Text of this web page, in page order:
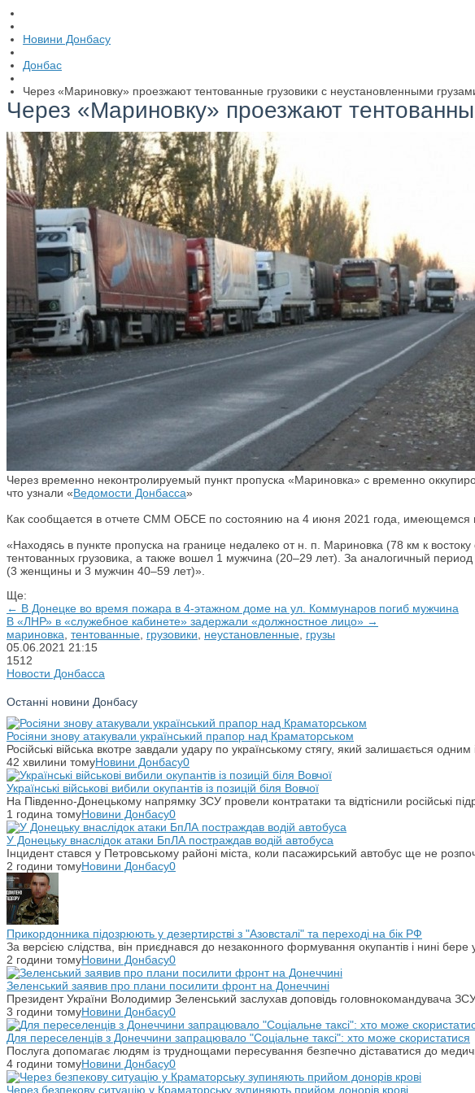
Новини Донбасу
Донбас
Через «Мариновку» проезжают тентованные грузовики с неустановленными
Через «Мариновку» проезжают
Через временно неконтролируемый пункт пропуска «Мариновка» с временно
что узнали «Ведомости Донбасса»
Как сообщается в отчете СММ ОБСЕ по состоянию на 4 июня 2021 года, имеющемся в
«Находясь в пункте пропуска на границе недалеко от н. п. Мариновка (78 км к
тентованных грузовика, а также вошел 1 мужчина (20–29 лет). За аналогичный
(3 женщины и 3 мужчин 40–59 лет)».
Ще:
← В Донецке во время пожара в 4-этажном доме на ул. Коммунаров погиб мужчина
В «ЛНР» в «служебное кабинете» задержали «должностное лицо» →
мариновка тентованные грузовики неустановленные грузы
05.06.2021 21:15
1512
Новости Донбасса
Останні новини Донбасу
Росіяни знову атакували український прапор над Краматорськом
Російські війська вкотре завдали удару по українському стягу, який залишається одним
42 хвилини томуНовини Донбасу0
Українські військові вибили окупантів із позицій біля Вовчої
На Південно-Донецькому напрямку ЗСУ провели контратаки та відтіснили російські
1 година томуНовини Донбасу0
У Донецьку внаслідок атаки БпЛА постраждав водій автобуса
Інцидент стався у Петровському районі міста, коли пасажирський автобус ще не
2 години томуНовини Донбасу0
Прикордонника підозрюють у дезертирстві з "Азовсталі" та переході на бік РФ
За версією слідства, він приєднався до незаконного формування окупантів і нині бере
2 години томуНовини Донбасу0
Зеленський заявив про плани посилити фронт на Донеччині
Президент України Володимир Зеленський заслухав доповідь головнокомандувача
3 години томуНовини Донбасу0
Для переселенців з Донеччини запрацювало "Соціальне таксі": хто може скористатися
Послуга допомагає людям із труднощами пересування безпечно діставатися до
4 години томуНовини Донбасу0
Через безпекову ситуацію у Краматорську зупиняють прийом донорів крові